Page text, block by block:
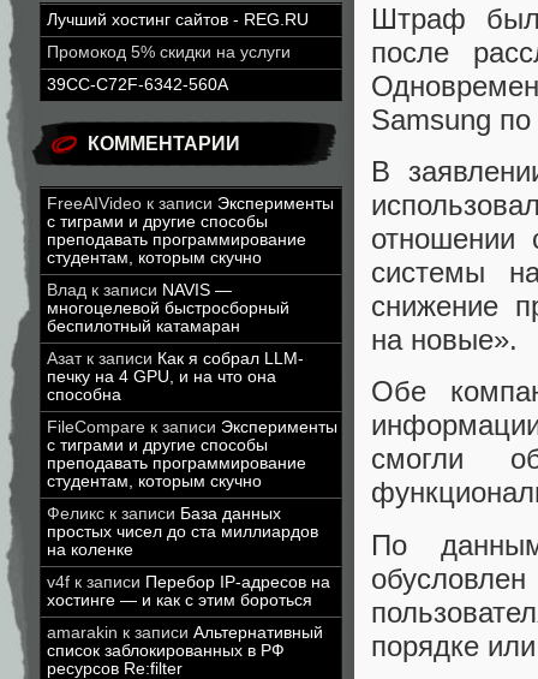
Лучший хостинг сайтов - REG.RU
Промокод 5% скидки на услуги
39CC-C72F-6342-560A
КОММЕНТАРИИ
FreeAIVideo к записи Эксперименты
с тиграми и другие способы
преподавать программирование
студентам, которым скучно
Влад к записи NAVIS —
многоцелевой быстросборный
беспилотный катамаран
Азатк записи Как я собрал LLM-
печку на 4 GPU, и на что она
способна
FileCompare к записи Эксперименты
с тиграми и другие способы
преподавать программирование
студентам, которым скучно
Феликс к записи База данных
простых чисел до ста миллиардов
на коленке
v4f к записи Перебор IP-адресов на
хостинге — и как с этим бороться
amarakin к записи Альтернативный
список заблокированных в РФ
ресурсов Re:filter
Штраф был
после
Samsung
В
отношении
системы
снижение
на новые».
Обе
смогли
По
порядке